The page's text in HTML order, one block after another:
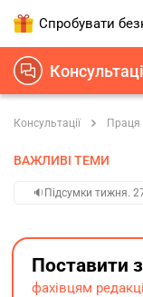
Спробувати
Консультації Праця
ВАЖЛИВІ ТЕМИ
🔉Підсумки тижня.
Поставити
фахівцям